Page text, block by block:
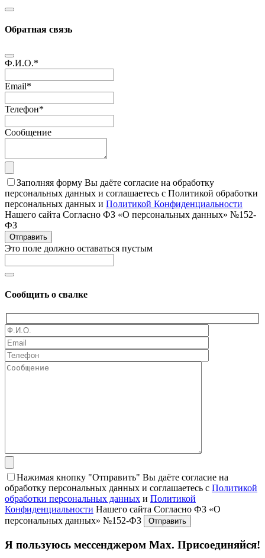
Обратная связь
Ф.И.О.*
Email*
Телефон*
Сообщение
Заполняя форму Вы даёте согласие на обработку
персональных данных и соглашаетесь с Политикой обработки
персональных данных и Политикой Конфиденциальности
Нашего сайта Согласно ФЗ «О персональных данных» №152-
ФЗ
Отправить
Это поле должно оставаться пустым
Сообщить о свалке
Нажимая кнопку "Отправить" Вы даёте согласие на
обработку персональных данных и соглашаетесь с Политикой
обработки персональных данных и Политикой
Конфиденциальности Нашего сайта Согласно ФЗ «О
персональных данных» №152-ФЗ
Я пользуюсь мессенджером Max. Присоединяйся!